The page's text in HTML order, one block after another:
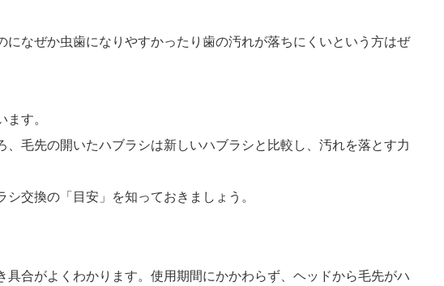
なぜか虫歯になりやすかったり歯の汚れが落ちにくいという方はぜ
す。
毛先の開いたハブラシは新しいハブラシと比較し、汚れを落とす力
交換の「目安」を知っておきましょう。
合がよくわかります。使用期間にかかわらず、ヘッドから毛先がハ